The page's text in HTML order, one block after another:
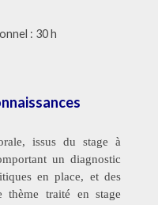
: 30 h
issus du stage à
un diagnostic
en place, et des
traité en stage